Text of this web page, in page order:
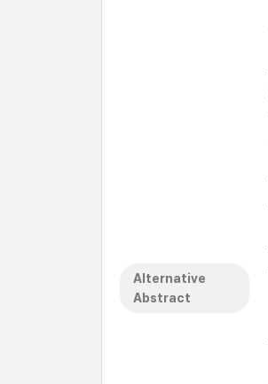
Alternative
Abstract